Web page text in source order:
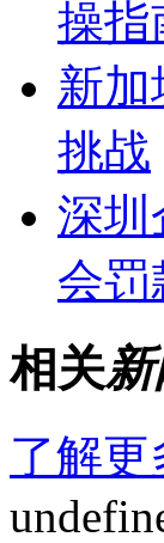
操指
新
挑战
深圳
会罚
相关
了解更